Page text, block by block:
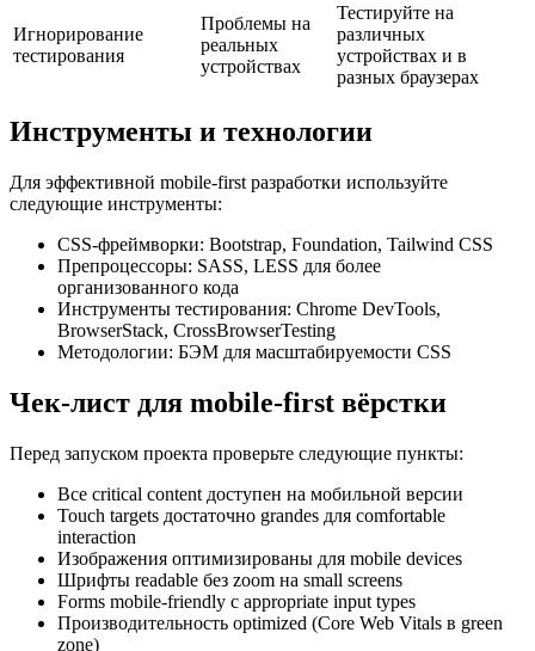
Игнорирование
тестирования
Проблемы на
реальных
устройствах
Тестируйте на
различных
устройствах и в
разных браузерах
Инструменты и технологии
Для эффективной mobile-first разработки используйте
следующие инструменты:
CSS-фреймворки: Bootstrap, Foundation, Tailwind CSS
Препроцессоры: SASS, LESS для более
организованного кода
Инструменты тестирования: Chrome DevTools,
BrowserStack, CrossBrowserTesting
Методологии: БЭМ для масштабируемости CSS
Чек-лист для mobile-first вёрстки
Перед запуском проекта проверьте следующие пункты:
Все critical content доступен на мобильной версии
Touch targets достаточно grandes для comfortable
interaction
Изображения оптимизированы для mobile devices
Шрифты readable без zoom на small screens
Forms mobile-friendly с appropriate input types
Производительность optimized (Core Web Vitals в green
zone)